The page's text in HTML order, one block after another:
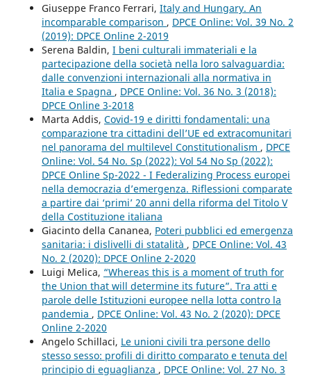
Giuseppe Franco Ferrari, Italy and Hungary. An
incomparable comparison , DPCE Online: Vol. 39 No. 2
(2019): DPCE Online 2-2019
Serena Baldin, I beni culturali immateriali e la
partecipazione della società nella loro salvaguardia:
dalle convenzioni internazionali alla normativa in
Italia e Spagna , DPCE Online: Vol. 36 No. 3 (2018):
DPCE Online 3-2018
Marta Addis, Covid-19 e diritti fondamentali: una
comparazione tra cittadini dell’UE ed extracomunitari
nel panorama del multilevel Constitutionalism , DPCE
Online: Vol. 54 No. Sp (2022): Vol 54 No Sp (2022):
DPCE Online Sp-2022 - I Federalizing Process europei
nella democrazia d’emergenza. Riflessioni comparate
a partire dai ‘primi’ 20 anni della riforma del Titolo V
della Costituzione italiana
Giacinto della Cananea, Poteri pubblici ed emergenza
sanitaria: i dislivelli di statalità , DPCE Online: Vol. 43
No. 2 (2020): DPCE Online 2-2020
Luigi Melica, “Whereas this is a moment of truth for
the Union that will determine its future”. Tra atti e
parole delle Istituzioni europee nella lotta contro la
pandemia , DPCE Online: Vol. 43 No. 2 (2020): DPCE
Online 2-2020
Angelo Schillaci, Le unioni civili tra persone dello
stesso sesso: profili di diritto comparato e tenuta del
principio di eguaglianza , DPCE Online: Vol. 27 No. 3